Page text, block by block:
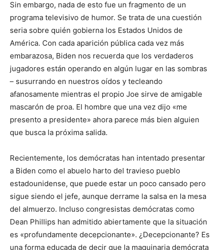
Sin embargo, nada de esto fue un fragmento de un
programa televisivo de humor. Se trata de una cuestión
seria sobre quién gobierna los Estados Unidos de
América. Con cada aparición pública cada vez más
embarazosa, Biden nos recuerda que los verdaderos
jugadores están operando en algún lugar en las sombras
– susurrando en nuestros oídos y tecleando
afanosamente mientras el propio Joe sirve de amigable
mascarón de proa. El hombre que una vez dijo «me
presento a presidente» ahora parece más bien alguien
que busca la próxima salida.
Recientemente, los demócratas han intentado presentar
a Biden como el abuelo harto del travieso pueblo
estadounidense, que puede estar un poco cansado pero
sigue siendo el jefe, aunque derrame la salsa en la mesa
del almuerzo. Incluso congresistas demócratas como
Dean Phillips han admitido abiertamente que la situación
es «profundamente decepcionante». ¿Decepcionante? Es
una forma educada de decir que la maquinaria demócrata